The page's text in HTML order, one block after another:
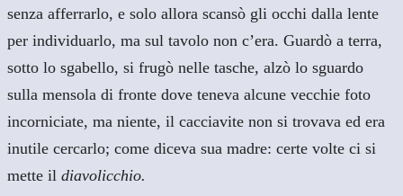
senza afferrarlo, e solo allora scansò gli occhi dalla lente
per individuarlo, ma sul tavolo non c’era. Guardò a terra,
sotto lo sgabello, si frugò nelle tasche, alzò lo sguardo
sulla mensola di fronte dove teneva alcune vecchie foto
incorniciate, ma niente, il cacciavite non si trovava ed era
inutile cercarlo; come diceva sua madre: certe volte ci si
mette il diavolicchio.